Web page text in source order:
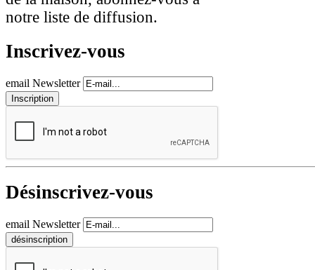
notre liste de diffusion.
Inscrivez-vous
email Newsletter
Désinscrivez-vous
email Newsletter